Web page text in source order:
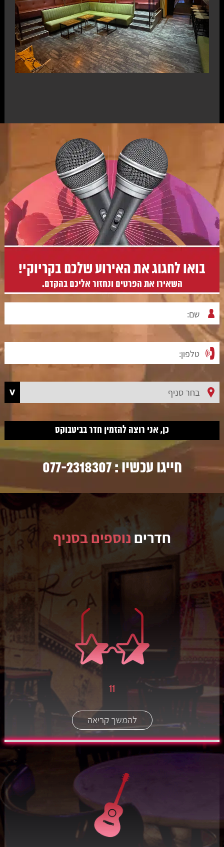
בואו לחגוג את האירוע שלכם בקריוקי!
השאירו את הפרטים ונחזור אליכם בהקדם.
חייגו עכשיו :077-2318307
חדריםנוספים בסניף
11
להמשך קריאה